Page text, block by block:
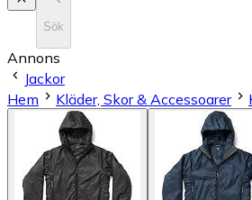
Sök
Annons
Jackor
Hem
Kläder, Skor & Accessoarer